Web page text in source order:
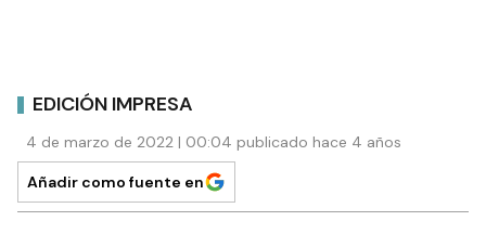
EDICIÓN IMPRESA
4 de marzo de 2022 | 00:04 publicado hace 4 años
Añadir como fuente en